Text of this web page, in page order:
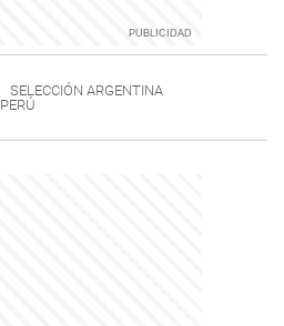
SELECCIÓN ARGENTINA
PERÚ